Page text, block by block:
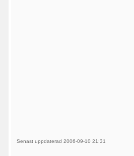
Senast uppdaterad 2006-09-10 21:31